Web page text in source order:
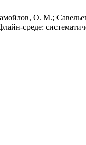
О. М.;
среде: